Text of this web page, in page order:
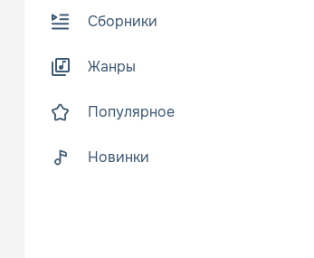
Сборники
Жанры
Популярное
Новинки